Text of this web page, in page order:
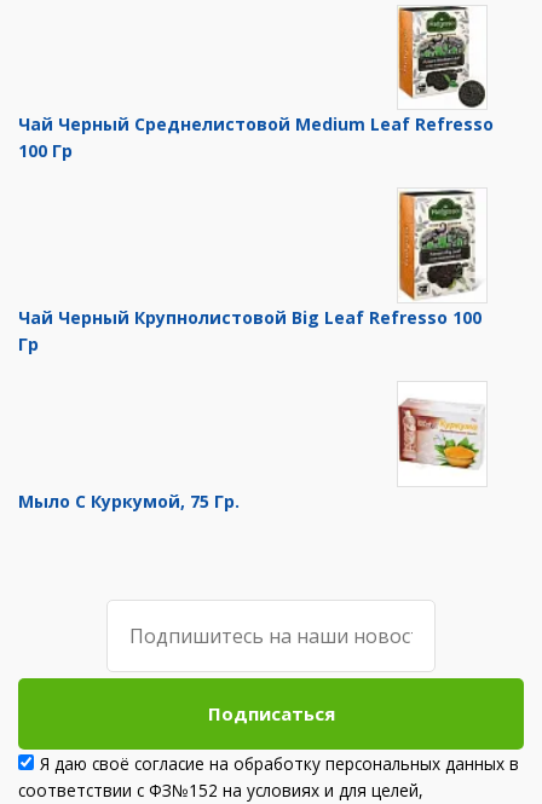
Чай Черный Среднелистовой Medium Leaf Refresso
100 Гр
Чай Черный Крупнолистовой Big Leaf Refresso 100
Гр
Мыло С Куркумой, 75 Гр.
Подписаться
Я даю своё согласие на обработку персональных данных в
соответствии с ФЗ№152 на условиях и для целей,